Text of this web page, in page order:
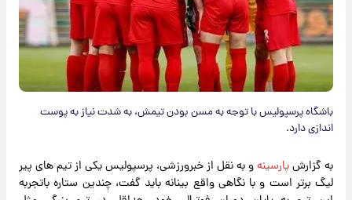
باشگاه پرسپولیس با توجه به مسن بودن تیمش، به شدت نیاز به پوست
اندازی دارد.
به گزارشپارسینهو به نقل از خبرورزشی، پرسپولیس یکی از تیم های پیر
لیگ برتر است و با نگاهی واقع بینانه باید گفت، چندین ستاره باتجربه